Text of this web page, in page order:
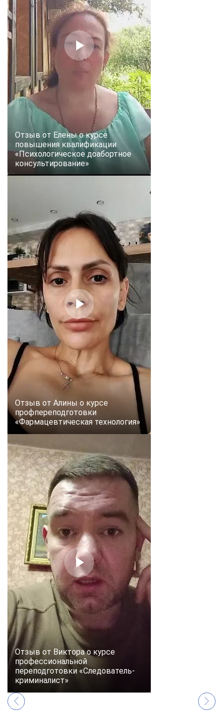
Отзыв от Елены о курсе
повышения квалификации
«Психологическое доабортное
консультирование»
Отзыв от Алины о курсе
профпереподготовки
«Фармацевтическая технология»
Отзыв от Виктора о курсе
профессиональной
переподготовки «Следователь-
криминалист»